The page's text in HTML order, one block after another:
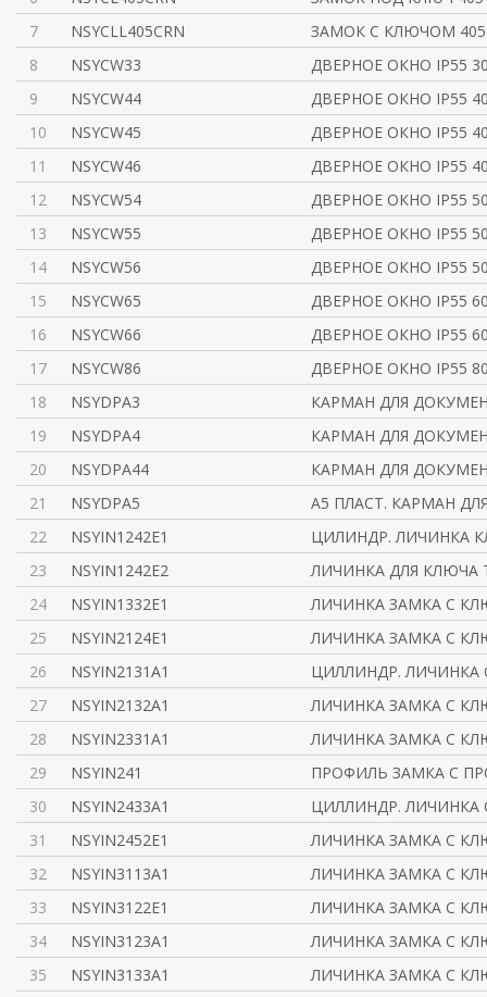
7
NSYCLL405CRN
ЗАМОК С КЛЮЧОМ 405
8
NSYCW33
ДВЕРНОЕ ОКНО IP55
9
NSYCW44
ДВЕРНОЕ ОКНО IP55
10
NSYCW45
ДВЕРНОЕ ОКНО IP55
11
NSYCW46
ДВЕРНОЕ ОКНО IP55
12
NSYCW54
ДВЕРНОЕ ОКНО IP55
13
NSYCW55
ДВЕРНОЕ ОКНО IP55
14
NSYCW56
ДВЕРНОЕ ОКНО IP55
15
NSYCW65
ДВЕРНОЕ ОКНО IP55
16
NSYCW66
ДВЕРНОЕ ОКНО IP55
17
NSYCW86
ДВЕРНОЕ ОКНО IP55
18
NSYDPA3
КАРМАН ДЛЯ
19
NSYDPA4
КАРМАН ДЛЯ
20
NSYDPA44
КАРМАН ДЛЯ
21
NSYDPA5
A5 ПЛАСТ. КАРМАН
22
NSYIN1242E1
ЦИЛИНДР. ЛИЧИНКА
23
NSYIN1242E2
ЛИЧИНКА ДЛЯ КЛЮЧА
24
NSYIN1332E1
ЛИЧИНКА ЗАМКА С
25
NSYIN2124E1
ЛИЧИНКА ЗАМКА С
26
NSYIN2131A1
ЦИЛЛИНДР. ЛИЧИНКА
27
NSYIN2132A1
ЛИЧИНКА ЗАМКА С
28
NSYIN2331A1
ЛИЧИНКА ЗАМКА С
29
NSYIN241
ПРОФИЛЬ ЗАМКА С
30
NSYIN2433A1
ЦИЛЛИНДР. ЛИЧИНКА
31
NSYIN2452E1
ЛИЧИНКА ЗАМКА С
32
NSYIN3113A1
ЛИЧИНКА ЗАМКА С
33
NSYIN3122E1
ЛИЧИНКА ЗАМКА С
34
NSYIN3123A1
ЛИЧИНКА ЗАМКА С
35
NSYIN3133A1
ЛИЧИНКА ЗАМКА С